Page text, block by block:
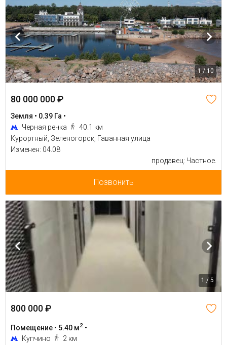
1 / 10
80 000 000 ₽
Земля • 0.39 Га •
Черная речка
40.1 км
Курортный, Зеленогорск, Гаванная улица
Изменен: 04.08
продавец: Частное.
Позвонить
1 / 5
800 000 ₽
Помещение • 5.40 м2 •
Купчино
2 км